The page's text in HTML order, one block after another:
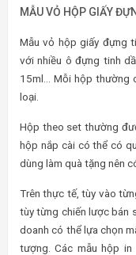
MẪU VỎ HỘP GIẤY
Mẫu vỏ hộp giấy đựng
với nhiều ô đựng tinh
15ml… Mỗi hộp thường
loại.
Hộp theo set thường
hộp nắp cài có thể có
dùng làm quà tặng nên
Trên thực tế, tùy vào
tùy từng chiến lược bán
doanh có thể lựa chọn
tượng. Các mẫu hộp in